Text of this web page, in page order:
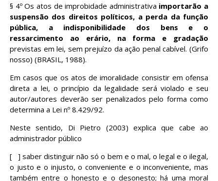
§ 4º Os atos de improbidade administrativa importarão a
suspensão dos direitos políticos, a perda da função
pública, a indisponibilidade dos bens e o
ressarcimento ao erário, na forma e gradação
previstas em lei, sem prejuízo da ação penal cabível. (Grifo
nosso) (BRASIL, 1988).
Em casos que os atos de imoralidade consistir em ofensa
direta a lei, o princípio da legalidade será violado e seu
autor/autores deverão ser penalizados pelo forma como
determina a Lei nº 8.429/92.
Neste sentido, Di Pietro (2003) explica que cabe ao
administrador público
[ ] saber distinguir não só o bem e o mal, o legal e o ilegal,
o justo e o injusto, o conveniente e o inconveniente, mas
também entre o honesto e o desonesto; há uma moral